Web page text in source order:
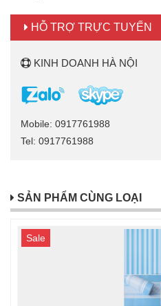
HỖ TRỢ TRỰC TUYẾN
KINH DOANH HÀ NỘI
Mobile: 0917761988
Tel: 0917761988
SẢN PHẨM CÙNG LOẠI
Sale